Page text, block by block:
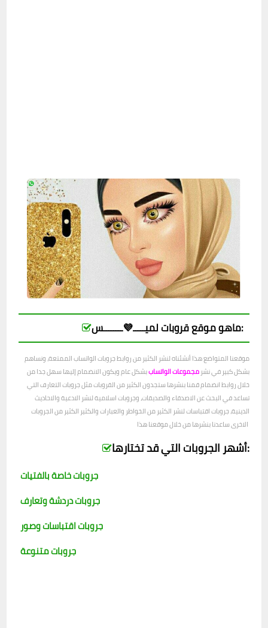
ماهو موقع قروبات لميـــــ💜ــــــــس:
موقعنا المتواضع هذا أنشئناه لنشر الكثير من روابط جروبات الواتساب الممتعة، ونساهم
بشكل كبير في نشر مجموعات الواتساببشكل عام ويكون الانضمام إليها سهل جدا من
خلال روابط انضمام قمنا بنشرها ستجدون الكثير من القروبات مثل جروبات التعارف التي
تساعد في البحث عن الاصدقاء والصديقات، وجروبات اسلامية لنشر الادعية والاحاديث
الدينية، جروبات اقتباسات لنشر الكثير من الخواطر والعبارات والكثير الكثير من الجروبات
أشهر الجروبات التي قد تختارها:
جروبات خاصة بالفتيات
جروبات اقتباسات وصور
جروبات متنوعة